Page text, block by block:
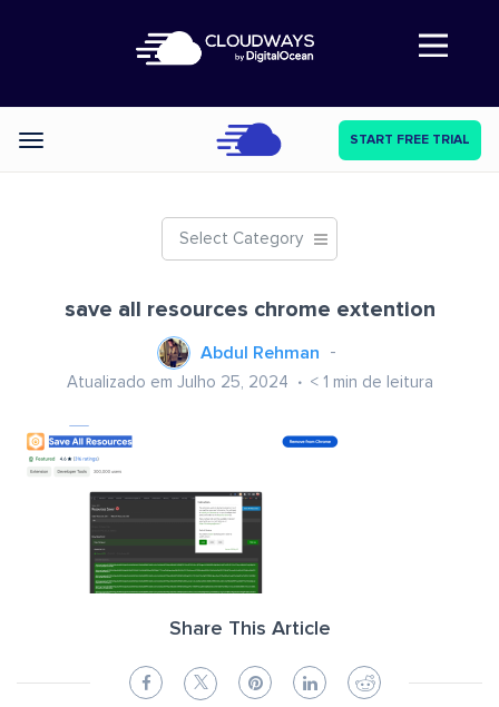
Abre a navegação
Categories START FREE TRIAL
Select Category
save all resources chrome extention
Abdul Rehman
Atualizado em Julho 25, 2024 < 1 min de leitura
Share This Article